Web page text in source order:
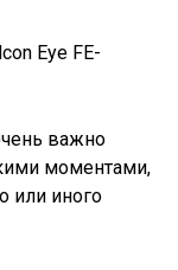
Eye FE-
важно
моментами,
или иного